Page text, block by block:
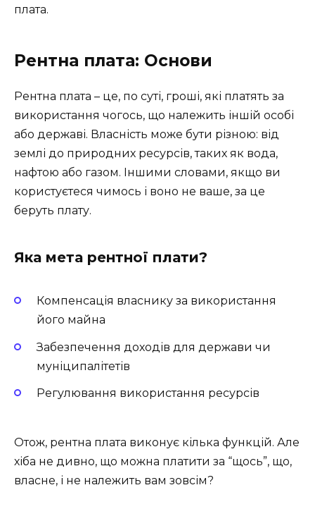
плата.
Рентна плата: Основи
Рентна плата – це, по суті, гроші, які платять за
використання чогось, що належить іншій особі
або державі. Власність може бути різною: від
землі до природних ресурсів, таких як вода,
нафтою або газом. Іншими словами, якщо ви
користуєтеся чимось і воно не ваше, за це
беруть плату.
Яка мета рентної плати?
Компенсація власнику за використання
його майна
Забезпечення доходів для держави чи
муніципалітетів
Регулювання використання ресурсів
Отож, рентна плата виконує кілька функцій. Але
хіба не дивно, що можна платити за “щось”, що,
власне, і не належить вам зовсім?